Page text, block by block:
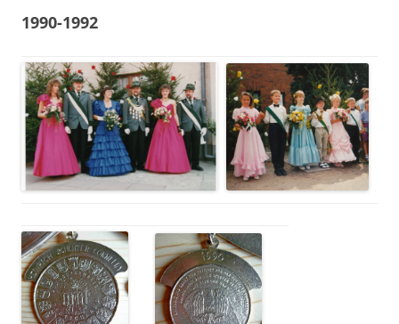
1990-1992